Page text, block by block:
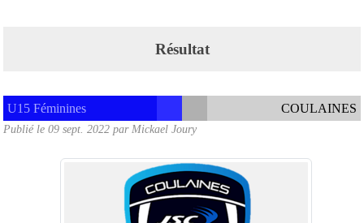
Résultat
U15 Féminines COULAINES
Publié le 09 sept. 2022 par Mickael Joury